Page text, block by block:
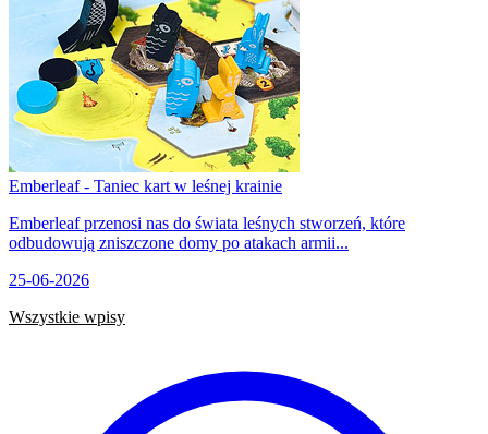
Emberleaf - Taniec kart w leśnej krainie
Emberleaf przenosi nas do świata leśnych stworzeń, które
odbudowują zniszczone domy po atakach armii...
25-06-2026
Wszystkie wpisy